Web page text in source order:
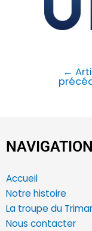
←
NAVIGATION
Accueil
Notre histoire
La troupe du
Nous contacter